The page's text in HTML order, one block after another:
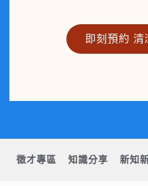
即刻預約 清
徵才專區 知識分享 新知